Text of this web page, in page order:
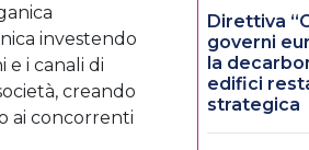
investendo
e i canali di
creando
ai concorrenti
Direttiva
governi
la
edifici
strategica